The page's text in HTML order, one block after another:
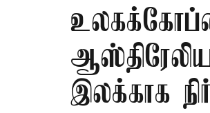
இலக்காக